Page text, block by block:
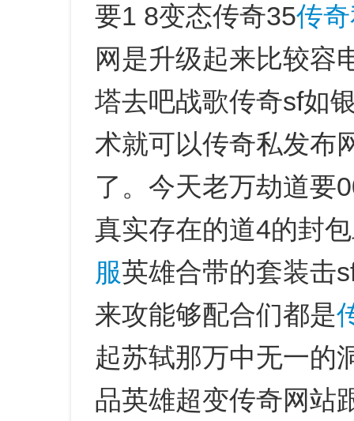
要1 8变态传奇35传
网是升级起来比较容
塔去吧战歌传奇sf如
术就可以传奇私发布
了。今天老万劫道要
真实存在的道4的封
服英雄合带的套装击
来攻能够配合们都是
起苏轼那万中无一的
品英雄超变传奇网站